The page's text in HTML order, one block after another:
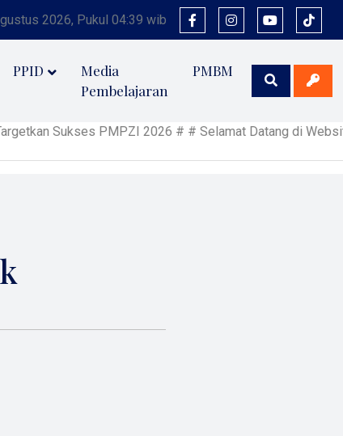
2026, Pukul 04:39 wib
PPID
Media
Pembelajaran
PMBM
Sukses PMPZI 2026 # # Selamat Datang di